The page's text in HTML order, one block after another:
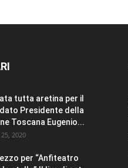
tutta aretina per il
Presidente della
Toscana Eugenio...
2020
per “Anfiteatro